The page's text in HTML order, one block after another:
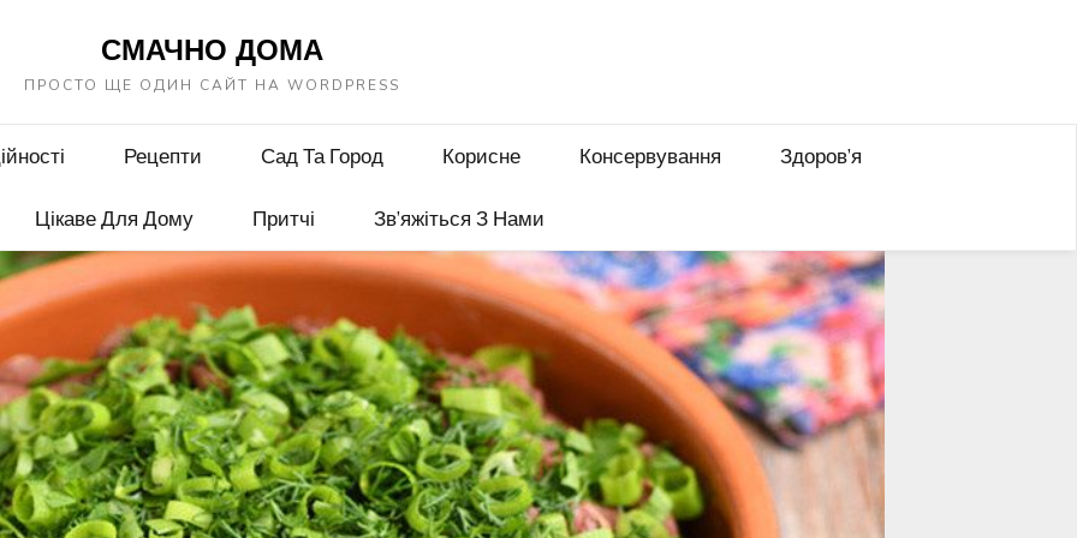
СМАЧНО ДОМА
ПРОСТО ЩЕ ОДИН САЙТ НА WORDPRESS
Рецепти Сад Та Город Корисне Консервування Здоров’я
Цікаве Для Дому Притчі Зв’яжіться З Нами